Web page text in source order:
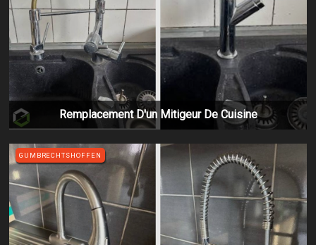
Remplacement D'un Mitigeur De Cuisine
GUMBRECHTSHOFFEN